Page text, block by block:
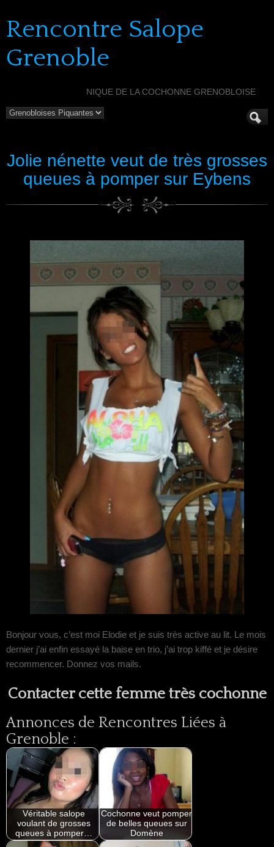
Rencontre Salope
Grenoble
NIQUE DE LA COCHONNE GRENOBLOISE
Jolie nénette veut de très grosses
queues à pomper sur Eybens
Bonjour vous, c’est moi Elodie et je suis très active au lit. Le mois
dernier j’ai enfin essayé la baise en trio, j’ai trop kiffé et je désire
recommencer. Donnez vos mails.
Contacter cette femme très cochonne
Annonces de Rencontres Liées à
Grenoble :
Véritable salope
voulant de grosses
queues à pomper…
Cochonne veut pomper
de belles queues sur
Domène